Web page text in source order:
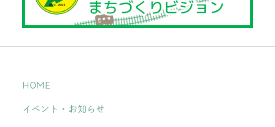
HOME
イベント・お知らせ